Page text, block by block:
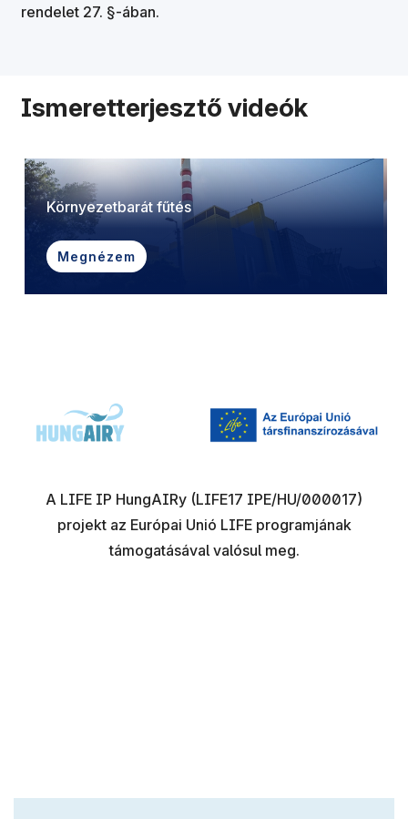
rendelet 27. §-ában.
Ismeretterjesztő videók
Környezetbarát fűtés
Megnézem
A LIFE IP HungAIRy (LIFE17 IPE/HU/000017)
projekt az Európai Unió LIFE programjának
támogatásával valósul meg.